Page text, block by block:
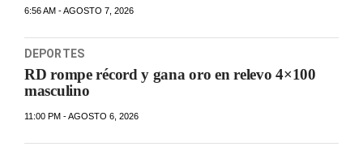
6:56 AM - AGOSTO 7, 2026
DEPORTES
RD rompe récord y gana oro en relevo 4×100
masculino
11:00 PM - AGOSTO 6, 2026